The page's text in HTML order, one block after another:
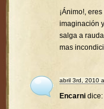
¡Ánimo!,
imaginación
salga a
mas
abril 3rd, 2010
Encarni dice: